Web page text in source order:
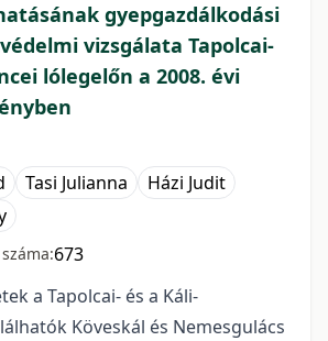
gyepgazdálkodási
vizsgálata Tapolcai-
lólegelőn a 2008. évi
Tasi Julianna
Házi Judit
673
a Tapolcai- és a Káli-
Köveskál és Nemesgulács